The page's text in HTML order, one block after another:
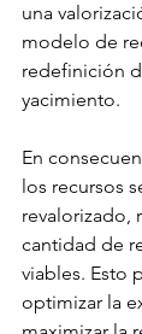
una
modelo de
redefinición
yacimiento.
En
los recursos
revalorizado,
cantidad de
viables. Esto
optimizar la